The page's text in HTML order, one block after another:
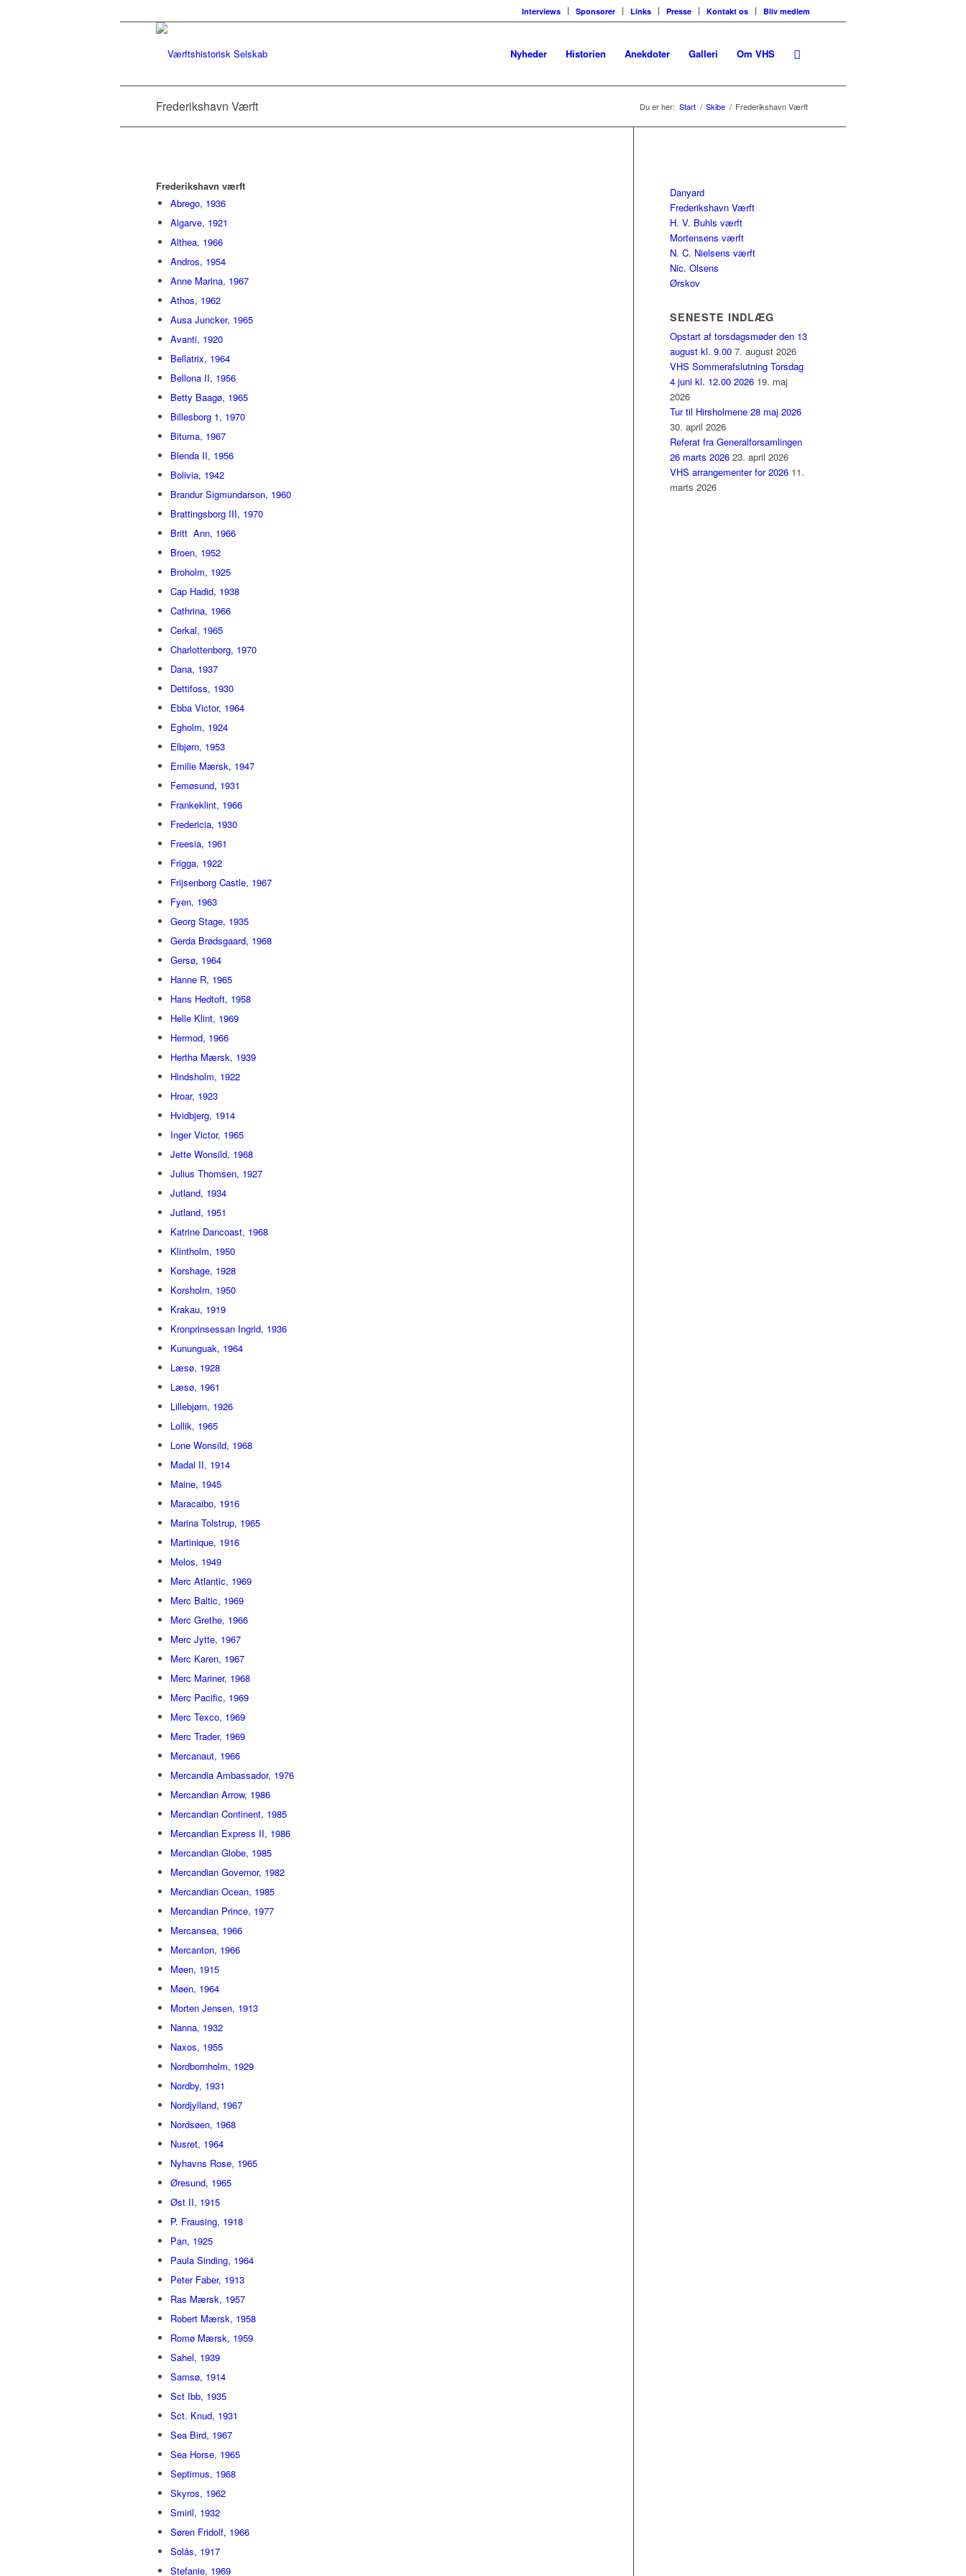
Interviews Sponsorer Links Presse Kontakt os Bliv medlem
Nyheder Historien Anekdoter Galleri Om VHS
Frederikshavn Værft Du er her: Start / Skibe / Frederikshavn Værft
Frederikshavn værft
Abrego, 1936
Algarve, 1921
Althea, 1966
Andros, 1954
Anne Marina, 1967
Athos, 1962
Ausa Juncker, 1965
Avanti, 1920
Bellatrix, 1964
Bellona II, 1956
Betty Baagø, 1965
Billesborg 1, 1970
Bituma, 1967
Blenda II, 1956
Bolivia, 1942
Brandur Sigmundarson, 1960
Brattingsborg III, 1970
Britt  Ann, 1966
Broen, 1952
Broholm, 1925
Cap Hadid, 1938
Cathrina, 1966
Cerkal, 1965
Charlottenborg, 1970
Dana, 1937
Dettifoss, 1930
Ebba Victor, 1964
Egholm, 1924
Elbjørn, 1953
Emilie Mærsk, 1947
Femøsund, 1931
Frankeklint, 1966
Fredericia, 1930
Freesia, 1961
Frigga, 1922
Frijsenborg Castle, 1967
Fyen, 1963
Georg Stage, 1935
Gerda Brødsgaard, 1968
Gersø, 1964
Hanne R, 1965
Hans Hedtoft, 1958
Helle Klint, 1969
Hermod, 1966
Hertha Mærsk, 1939
Hindsholm, 1922
Hroar, 1923
Hvidbjerg, 1914
Inger Victor, 1965
Jette Wonsild, 1968
Julius Thomsen, 1927
Jutland, 1934
Jutland, 1951
Katrine Dancoast, 1968
Klintholm, 1950
Korshage, 1928
Korsholm, 1950
Krakau, 1919
Kronprinsessan Ingrid, 1936
Kununguak, 1964
Læsø, 1928
Læsø, 1961
Lillebjørn, 1926
Lollik, 1965
Lone Wonsild, 1968
Madal II, 1914
Maine, 1945
Maracaibo, 1916
Marina Tolstrup, 1965
Martinique, 1916
Melos, 1949
Merc Atlantic, 1969
Merc Baltic, 1969
Merc Grethe, 1966
Merc Jytte, 1967
Merc Karen, 1967
Merc Mariner, 1968
Merc Pacific, 1969
Merc Texco, 1969
Merc Trader, 1969
Mercanaut, 1966
Mercandia Ambassador, 1976
Mercandian Arrow, 1986
Mercandian Continent, 1985
Mercandian Express II, 1986
Mercandian Globe, 1985
Mercandian Governor, 1982
Mercandian Ocean, 1985
Mercandian Prince, 1977
Mercansea, 1966
Mercanton, 1966
Møen, 1915
Møen, 1964
Morten Jensen, 1913
Nanna, 1932
Naxos, 1955
Nordbornholm, 1929
Nordby, 1931
Nordjylland, 1967
Nordsøen, 1968
Nusret, 1964
Nyhavns Rose, 1965
Øresund, 1965
Øst II, 1915
P. Frausing, 1918
Pan, 1925
Paula Sinding, 1964
Peter Faber, 1913
Ras Mærsk, 1957
Robert Mærsk, 1958
Romø Mærsk, 1959
Sahel, 1939
Samsø, 1914
Sct Ibb, 1935
Sct. Knud, 1931
Sea Bird, 1967
Sea Horse, 1965
Septimus, 1968
Skyros, 1962
Smiril, 1932
Søren Fridolf, 1966
Solås, 1917
Stefanie, 1969
Danyard
Frederikshavn Værft
H. V. Buhls værft
Mortensens værft
N. C. Nielsens værft
Nic. Olsens
Ørskov
SENESTE INDLÆG
Opstart af torsdagsmøder den 13
august kl. 9.00 7. august 2026
VHS Sommerafslutning Torsdag
4 juni kl. 12.00 2026 19. maj
2026
Tur til Hirsholmene 28 maj 2026
30. april 2026
Referat fra Generalforsamlingen
26 marts 2026 23. april 2026
VHS arrangementer for 2026 11.
marts 2026